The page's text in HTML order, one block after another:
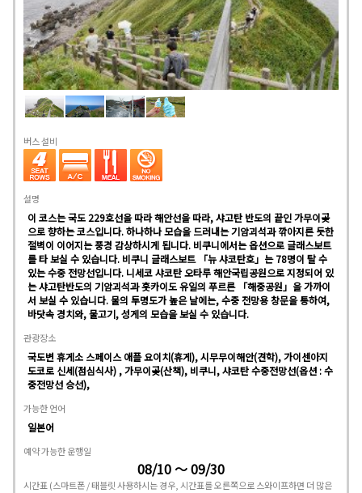
버스 설비
설명
이 코스는 국도 229호선을 따라 해안선을 따라, 샤고탄 반도의 끝인 가무이곶
으로 향하는 코스입니다. 하나하나 모습을 드러내는 기암괴석과 깎아지른 듯한
절벽이 이어지는 풍경 감상하시게 됩니다. 비쿠니에서는 옵션으로 글래스보트
를 타 보실 수 있습니다. 비쿠니 글래스보트 「뉴 샤코탄호」는 78명이 탈 수
있는 수중 전망선입니다. 니세코 샤코탄 오타루 해안국립공원으로 지정되어 있
는 샤고탄반도의 기암괴석과 홋카이도 유일의 푸르른 「해중공원」을 가까이
서 보실 수 있습니다. 물의 투명도가 높은 날에는, 수중 전망용 창문을 통하여,
바닷속 경치와, 물고기, 성게의 모습을 보실 수 있습니다.
관광장소
국도변 휴게소 스페이스 애플 요이치(휴게), 시무무이해안(견학), 가이센아지
도코로 신세(점심식사) , 가무이곶(산책), 비쿠니, 샤코탄 수중전망선(옵션 : 수
중전망선 승선),
가능한 언어
일본어
예약 가능한 운행일
08/10 ～ 09/30
시간표 (스마트폰 / 태블릿 사용하시는 경우, 시간표를 오른쪽으로 스와이프하면 더 많은